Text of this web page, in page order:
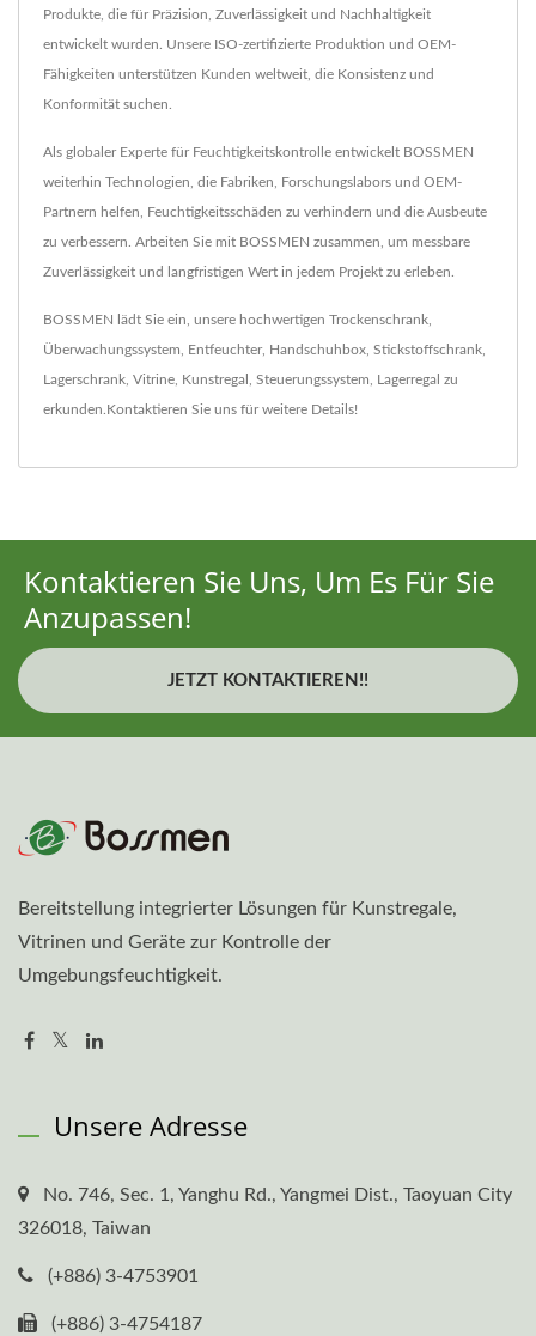
Produkte, die für Präzision, Zuverlässigkeit und Nachhaltigkeit
entwickelt wurden. Unsere ISO-zertifizierte Produktion und OEM-
Fähigkeiten unterstützen Kunden weltweit, die Konsistenz und
Konformität suchen.
Als globaler Experte für Feuchtigkeitskontrolle entwickelt BOSSMEN
weiterhin Technologien, die Fabriken, Forschungslabors und OEM-
Partnern helfen, Feuchtigkeitsschäden zu verhindern und die Ausbeute
zu verbessern. Arbeiten Sie mit BOSSMEN zusammen, um messbare
Zuverlässigkeit und langfristigen Wert in jedem Projekt zu erleben.
BOSSMEN lädt Sie ein, unsere hochwertigen Trockenschrank
Überwachungssystem Entfeuchter, Handschuhbox Stickstoffschrank
Lagerschrank Vitrine Kunstregal Steuerungssystem Lagerregal zu
erkunden. Kontaktieren Sie uns für weitere Details!
Kontaktieren Sie Uns, Um Es Für Sie
Anzupassen!
JETZT KONTAKTIEREN!!
Bereitstellung integrierter Lösungen für Kunstregale,
Vitrinen und Geräte zur Kontrolle der
Umgebungsfeuchtigkeit.
Unsere Adresse
No. 746, Sec. 1, Yanghu Rd., Yangmei Dist., Taoyuan City
326018, Taiwan
(+886) 3-4753901
(+886) 3-4754187